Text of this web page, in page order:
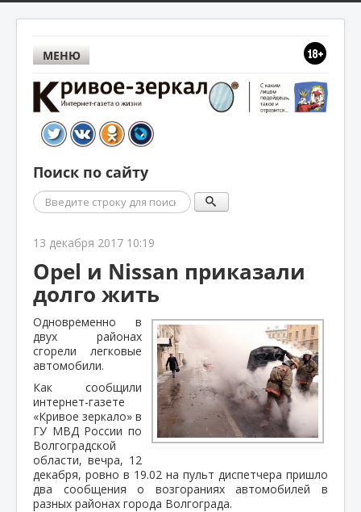
МЕНЮ
Поиск по сайту
Поиск
13 декабря 2017 10:19
Opel и Nissan приказали
долго жить
Одновременно в
двух районах
сгорели легковые
автомобили.
Как сообщили
интернет-газете
«Кривое зеркало» в
ГУ МВД России по
Волгоградской
области, вечра, 12
декабря, ровно в 19.02 на пульт диспетчера пришло
два сообщения о возгораниях автомобилей в
разных районах города Волгограда.